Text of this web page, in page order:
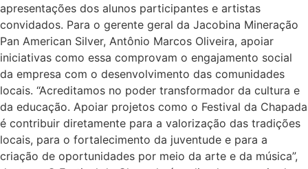
apresentações dos alunos participantes e artistas
convidados. Para o gerente geral da Jacobina Mineração
Pan American Silver, Antônio Marcos Oliveira, apoiar
iniciativas como essa comprovam o engajamento social
da empresa com o desenvolvimento das comunidades
locais. “Acreditamos no poder transformador da cultura e
da educação. Apoiar projetos como o Festival da Chapada
é contribuir diretamente para a valorização das tradições
locais, para o fortalecimento da juventude e para a
criação de oportunidades por meio da arte e da música”,